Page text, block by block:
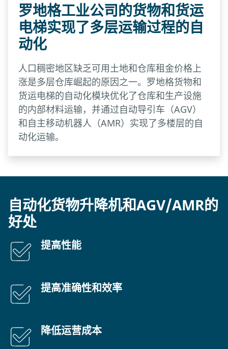
罗地格工业公司的货物和货运
电梯实现了多层运输过程的自
动化
人口稠密地区缺乏可用土地和仓库租金价格上
涨是多层仓库崛起的原因之一。罗地格货物和
货运电梯的自动化模块优化了仓库和生产设施
的内部材料运输，并通过自动导引车（AGV）
和自主移动机器人（AMR）实现了多楼层的自
动化运输。
自动化货物升降机和AGV/AMR的
好处
提高性能
提高准确性和效率
降低运营成本